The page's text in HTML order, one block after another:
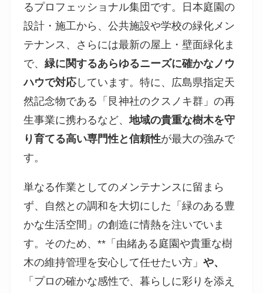
るプロフェッショナル集団です。日本庭園の
設計・施工から、公共施設や学校の緑化メン
テナンス、さらには最新の屋上・壁面緑化ま
で、緑に関するあらゆるニーズに確かなノウ
ハウで対応しています。特に、広島県指定天
然記念物である「艮神社のクスノキ群」の再
生事業に携わるなど、地域の貴重な樹木を守
り育てる高い専門性と信頼性が最大の強みで
す。
単なる作業としてのメンテナンスに留まら
ず、自然との調和を大切にした「緑のある豊
かな生活空間」の創造に情熱を注いでいま
す。そのため、**「由緒ある庭園や貴重な樹
木の維持管理を安心して任せたい方」や、
「プロの確かな感性で、暮らしに彩りを添え